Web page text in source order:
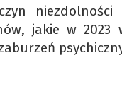
jakie w 2023